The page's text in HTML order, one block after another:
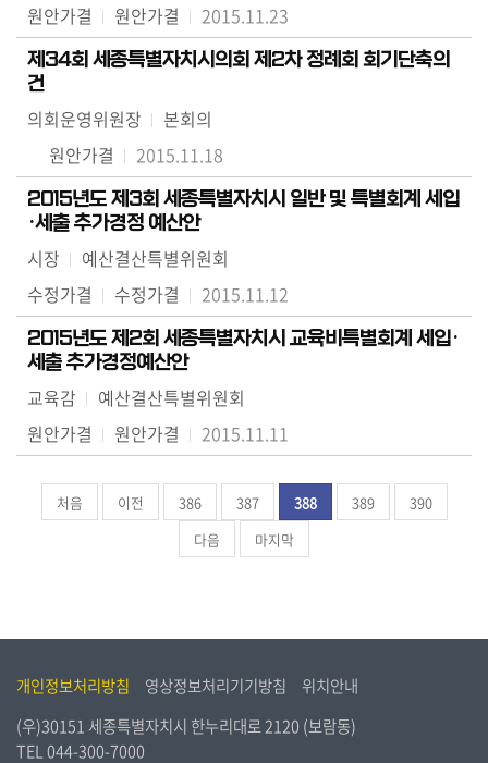
원안가결
원안가결 2015.11.23
제34회 세종특별자치시의회 제2차 정례회 회기단축의
건
의회운영위원장
본회의
원안가결
2015.11.18
2015년도 제3회 세종특별자치시 일반 및 특별회계 세입
·세출 추가경정 예산안
시장
예산결산특별위원회
수정가결
수정가결 2015.11.12
2015년도 제2회 세종특별자치시 교육비특별회계 세입·
세출 추가경정예산안
교육감
예산결산특별위원회
원안가결
원안가결 2015.11.11
처음 이전 386 387 388 389
390
다음
마지막
개인정보처리방침 영상정보처리기기방침
위치안내
(우)30151 세종특별자치시 한누리대로 2120 (보람동)
TEL044-300-7000